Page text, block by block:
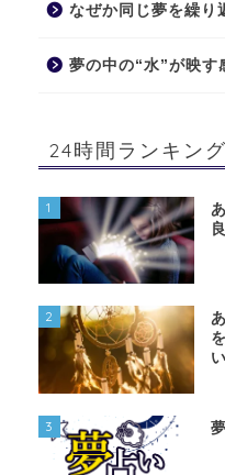
なぜか同じ夢を繰り
夢の中の“水”が映す
24時間ランキング
1
2
3